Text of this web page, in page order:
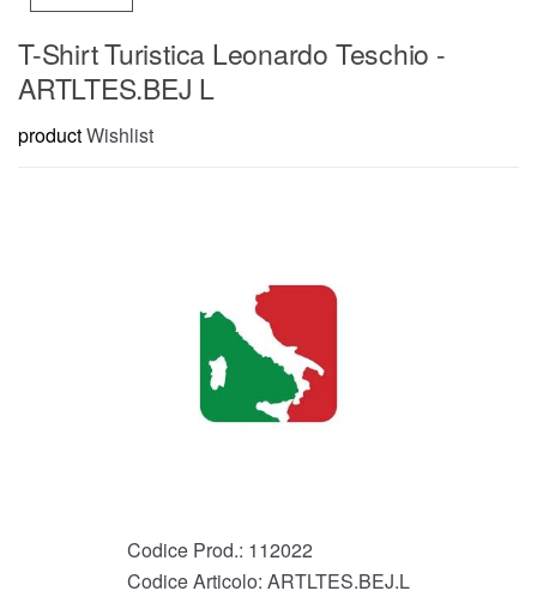
T-Shirt Turistica Leonardo Teschio -
ARTLTES.BEJ L
productWishlist
Codice Prod.: 112022
Codice Articolo: ARTLTES.BEJ.L